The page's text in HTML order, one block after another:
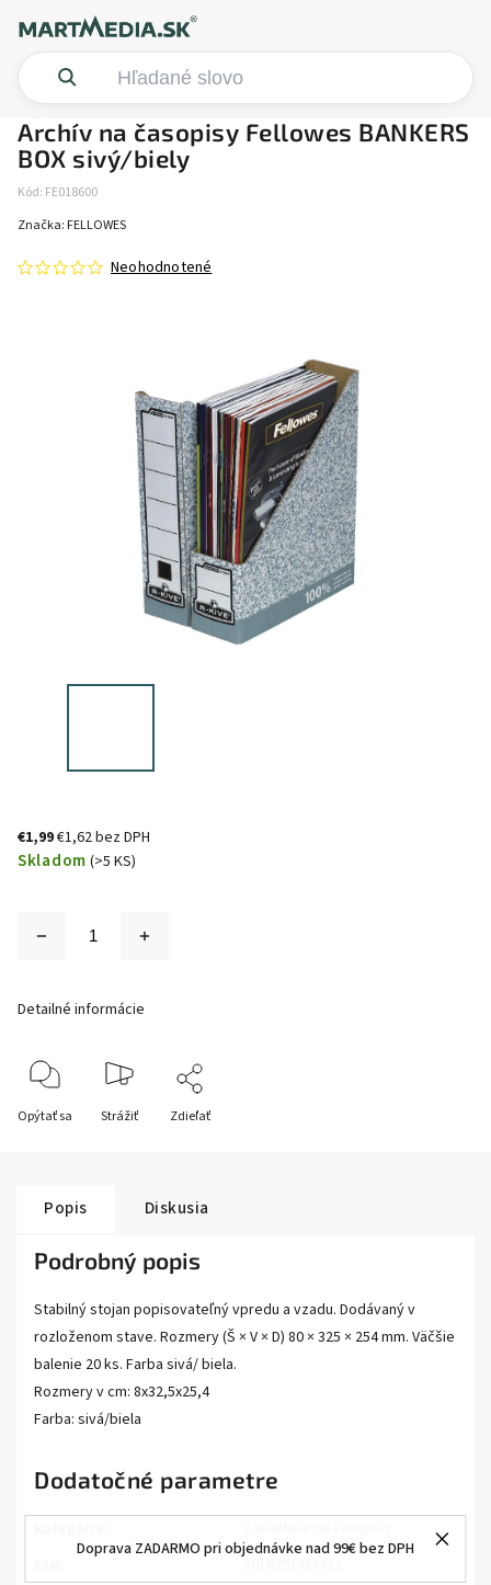
Doprava ZADARMO pri objednávke nad 99€ bez DPH
Archív na časopisy Fellowes BANKERS
BOX sivý/biely
Kód: FE018600
Neohodnotené
Značka: FELLOWES
€1,99€1,62 bez DPH
Skladom (>5 KS)
Detailné informácie
Opýtať sa Strážiť Zdieľať
Popis Diskusia
Podrobný popis
Stabilný stojan popisovateľný vpredu a vzadu. Dodávaný v
rozloženom stave. Rozmery (Š × V × D) 80 × 325 × 254 mm. Väčšie
balenie 20 ks. Farba sivá/ biela.
Rozmery v cm: 8x32,5x25,4
Farba: sivá/biela
Dodatočné parametre